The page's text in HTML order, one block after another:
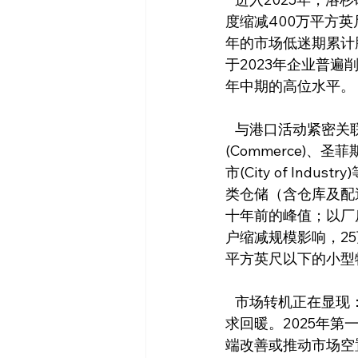
度缩减400万平方
年的市场低迷期累
于2023年企业普遍
年中期的高位水平。
(Commerce)、圣菲
市(City of Industry)
类仓储（含仓库及
十年前的峰值；以
户缩减规模影响，
平方英尺以下的小
求回暖。2025年第
端改善或推动市场